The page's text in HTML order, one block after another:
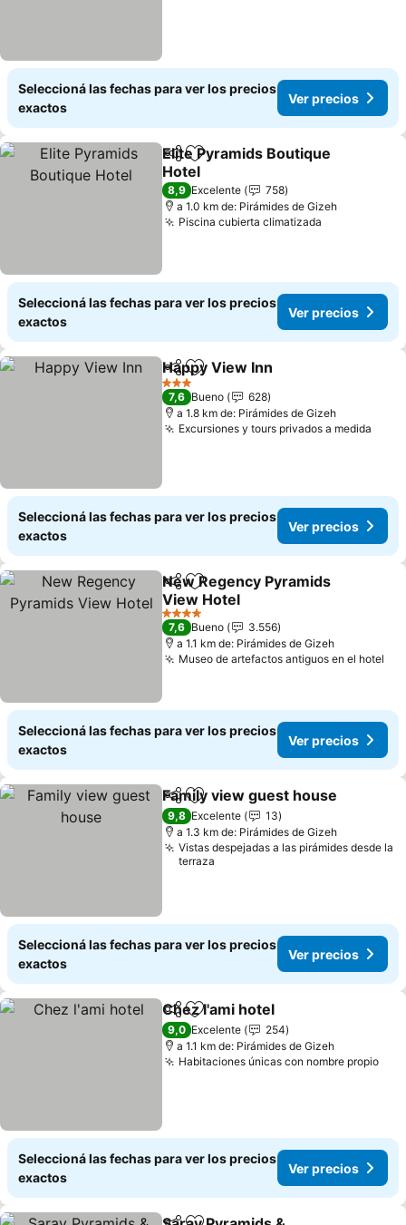
Seleccioná las fechas para ver los precios
exactos
Ver precios
CompartirAñadir a favoritos
Elite Pyramids Boutique
Hotel
Ver precios
8,9 Excelente
758
a 1.0 km de: Pirámides de Gizeh
Piscina cubierta climatizada
Seleccioná las fechas para ver los precios
exactos
Ver precios
CompartirAñadir a favoritos
Happy View Inn
3 Estrellas
7,6 Bueno
628
a 1.8 km de: Pirámides de Gizeh
Excursiones y tours privados a medida
Seleccioná las fechas para ver los precios
exactos
Ver precios
CompartirAñadir a favoritos
New Regency Pyramids
View Hotel
Ver precios
4 Estrellas
7,6 Bueno
3.556
a 1.1 km de: Pirámides de Gizeh
Museo de artefactos antiguos en el hotel
Seleccioná las fechas para ver los precios
exactos
Ver precios
CompartirAñadir a favoritos
Family view guest house
9,8 Excelente
13
a 1.3 km de: Pirámides de Gizeh
Vistas despejadas a las pirámides desde la
terraza
Seleccioná las fechas para ver los precios
exactos
Ver precios
CompartirAñadir a favoritos
Chez l'ami hotel
9,0 Excelente
254
a 1.1 km de: Pirámides de Gizeh
Habitaciones únicas con nombre propioVer
Seleccioná las fechas para ver los precios
exactos
Ver precios